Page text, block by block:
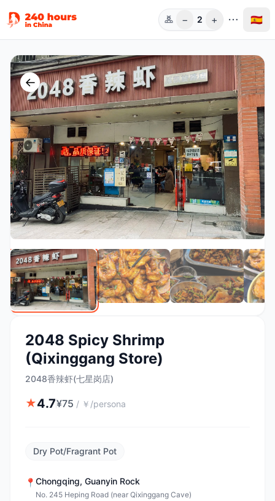
Pers.
− 2 + 🇪🇸
←
2048 Spicy Shrimp
(Qixinggang Store)
2048香辣虾(七星岗店)
★4.7¥75 / ￥/persona
Dry Pot/Fragrant Pot
📍 Chongqing, Guanyin Rock
No. 245 Heping Road (near Qixinggang Cave)